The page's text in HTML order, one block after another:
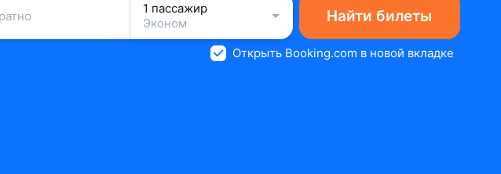
1 пассажир
Эконом
Найти билеты
Открыть Booking.com в новой вкладке